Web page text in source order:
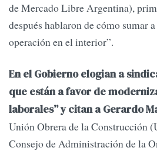
de Mercado Libre Argentina),
después hablaron de cómo sumar
operación en el interior”.
En el Gobierno elogian a
que están a favor de
laborales” y citan a Gerardo
Unión Obrera de la Construcción
Consejo de Administración de la